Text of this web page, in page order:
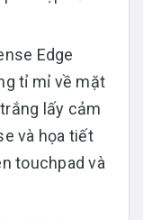
Edge
tỉ mỉ về mặt
lấy cảm
và họa tiết
touchpad và